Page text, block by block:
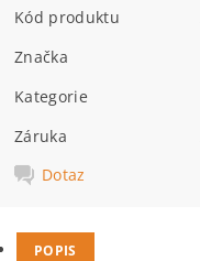
Kód produktu
Značka
Kategorie
Záruka
Dotaz
POPIS